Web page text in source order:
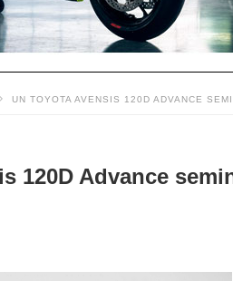
UN TOYOTA AVENSIS 120D ADVANCE
120D Advance